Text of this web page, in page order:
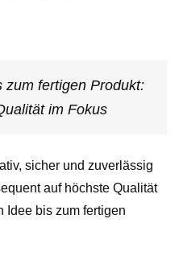
zum fertigen Produkt:
im Fokus
sicher und zuverlässig
auf höchste Qualität
Idee bis zum fertigen